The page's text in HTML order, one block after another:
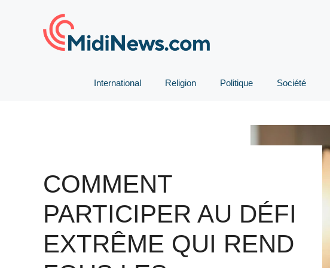
International Religion Politique Société
COMMENT
PARTICIPER AU DÉFI
EXTRÊME QUI REND